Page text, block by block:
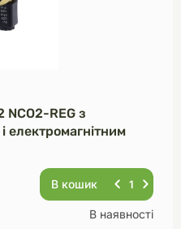
NCO2-REG з
електромагнітним
В кошик
В наявності